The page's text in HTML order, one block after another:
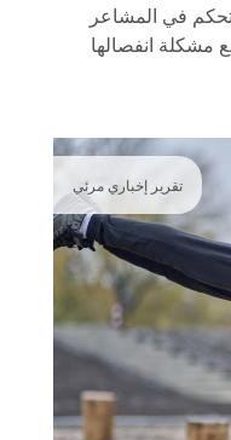
في المشاعر
مشكلة انفصالها
تقرير إخباري مرئي